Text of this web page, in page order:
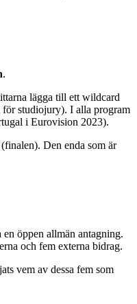
.
lägga till ett wildcard
för studiojury). I alla program
i Eurovision 2023).
Den enda som är
öppen allmän antagning.
och fem externa bidrag.
vem av dessa fem som